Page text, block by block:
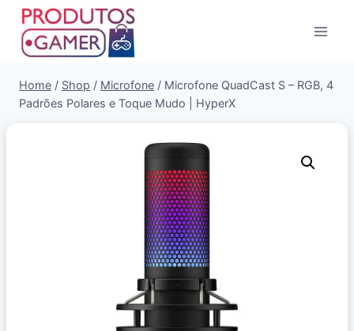
Home / Shop / Microfone / Microfone QuadCast S – RGB, 4
Padrões Polares e Toque Mudo | HyperX